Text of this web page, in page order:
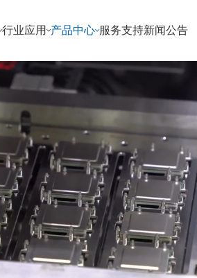
行业应用 产品中心 服务支持新闻公告